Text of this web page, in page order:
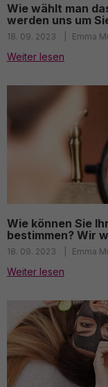
Wie wählt man
werden uns um
18. 09. 2023 Emma
Weiter lesen
Wie können Sie
bestimmen? Wir
18. 09. 2023 Emma
Weiter lesen